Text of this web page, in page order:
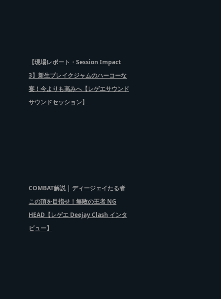
【現場レポート・Session Impact
3】新生ブレイクジャムのハーコーな
宴！今よりも高みへ【レゲエサウンド
サウンドセッション】
COMBAT解説 | ディージェイたる者
この頂を目指せ！無敗の王者 NG
HEAD【レゲエ Deejay Clash インタ
ビュー】